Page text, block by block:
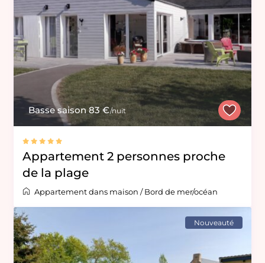
Basse saison 83 €/nuit
Appartement 2 personnes proche
de la plage
Appartement dans maison /Bord de mer/océan
Nouveauté